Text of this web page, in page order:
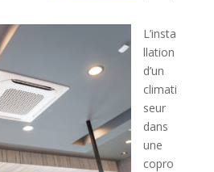
L’insta
llation
d’un
climati
seur
dans
une
copro